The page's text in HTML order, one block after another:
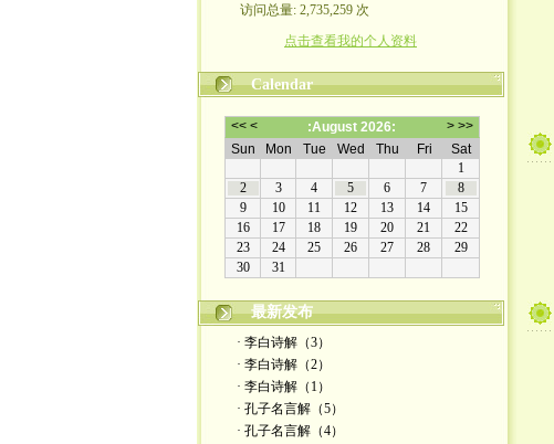
访问总量: 2,735,259 次
点击查看我的个人资料
Calendar
最新发布
· 李白诗解（3）
· 李白诗解（2）
· 李白诗解（1）
· 孔子名言解（5）
· 孔子名言解（4）